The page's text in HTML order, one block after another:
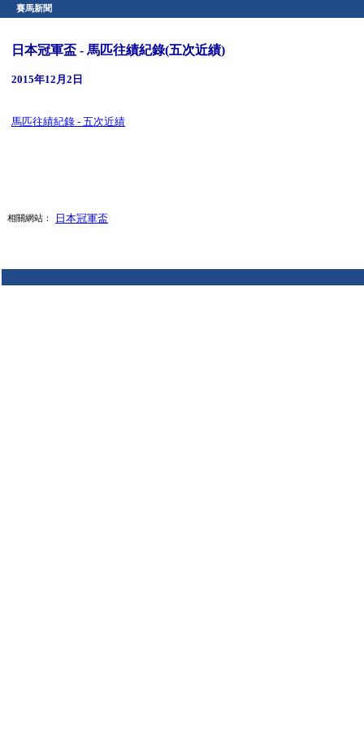
賽馬新聞
日本冠軍盃 - 馬匹往績紀錄(五次近績)
2015年12月2日
馬匹往績紀錄 - 五次近績
相關網站： 日本冠軍盃